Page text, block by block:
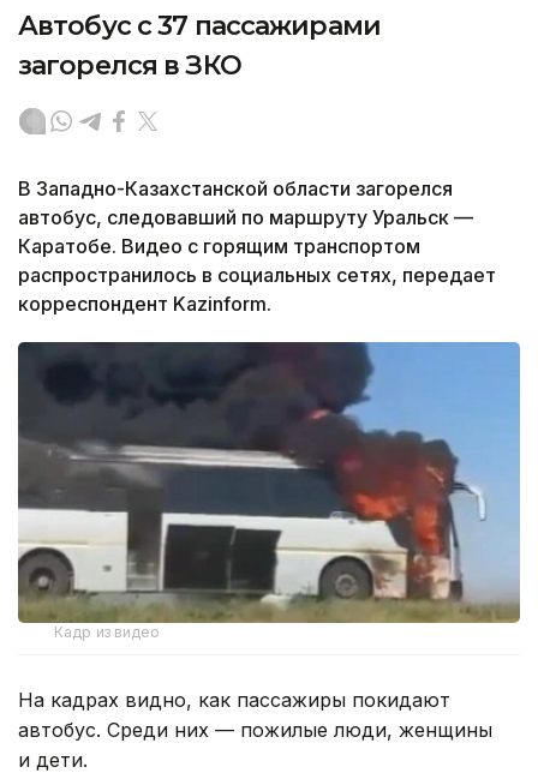
Автобус с 37 пассажирами
загорелся в ЗКО
В Западно-Казахстанской области загорелся
автобус, следовавший по маршруту Уральск —
Каратобе. Видео с горящим транспортом
распространилось в социальных сетях, передает
корреспондент Kazinform.
Кадр из видео
На кадрах видно, как пассажиры покидают
автобус. Среди них — пожилые люди, женщины
и дети.